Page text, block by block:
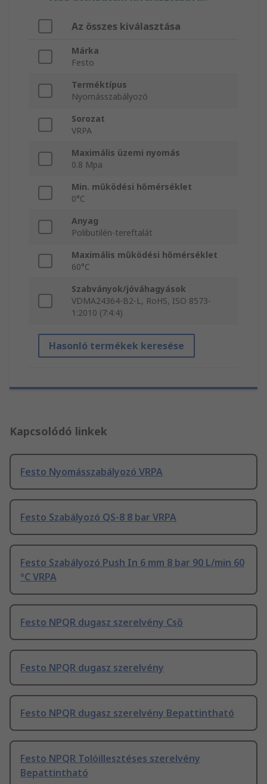
Az összes kiválasztása
Márka
Festo
Terméktípus
Nyomásszabályozó
Sorozat
VRPA
Maximális üzemi nyomás
0.8 Mpa
Min. működési hőmérséklet
0°C
Anyag
Polibutilén-tereftalát
Maximális működési hőmérséklet
60°C
Szabványok/jóváhagyások
VDMA24364-B2-L, RoHS, ISO 8573-
1:2010 (7:4:4)
Hasonló termékek keresése
Kapcsolódó linkek
Festo Nyomásszabályozó VRPA
Festo Szabályozó QS-8 8 bar VRPA
Festo Szabályozó Push In 6 mm 8 bar 90 L/min 60
°C VRPA
Festo NPQR dugasz szerelvény Cső
Festo NPQR dugasz szerelvény
Festo NPQR dugasz szerelvény Bepattintható
Festo NPQR Tolóillesztéses szerelvény
Bepattintható